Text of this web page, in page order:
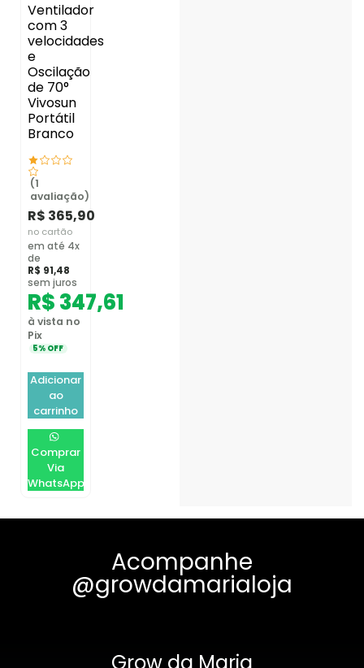
Ventilador
com 3
velocidades
e
Oscilação
de 70°
Vivosun
Portátil
Branco
(1
avaliação)
R$ 365,90
no cartão
em até 4x
de
R$ 91,48
sem juros
R$347,61
à vista no
Pix
5% OFF
Adicionar
ao
carrinho
Comprar
Via
WhatsApp
Acompanhe
@growdamarialoja